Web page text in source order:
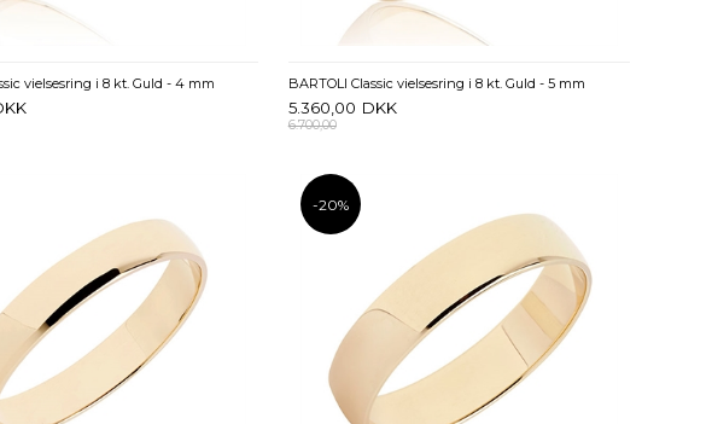
vielsesring i 8 kt. Guld - 4 mm BARTOLI Classic vielsesring i 8 kt. Guld - 5 mm
5.360,00 DKK
6.700,00
-20%